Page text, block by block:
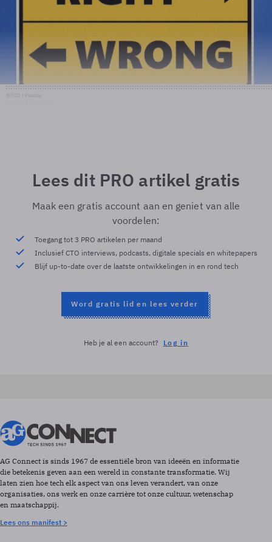
Lees dit PRO artikel gratis
Maak een gratis account aan en geniet van alle
voordelen:
Toegang tot 3 PRO artikelen per maand
Inclusief CTO interviews, podcasts, digitale specials en whitepapers
Blijf up-to-date over de laatste ontwikkelingen in en rond tech
Word gratis lid en lees verder
Heb je al een account? Log in
AG Connect is sinds 1967 de essentiële bron van ideeën en informatie
die betekenis geven aan een wereld in constante transformatie. Wij
laten zien hoe tech elk aspect van ons leven verandert, van onze
organisaties, ons werk en onze carrière tot onze cultuur, wetenschap
en maatschappij.
Lees ons manifest >